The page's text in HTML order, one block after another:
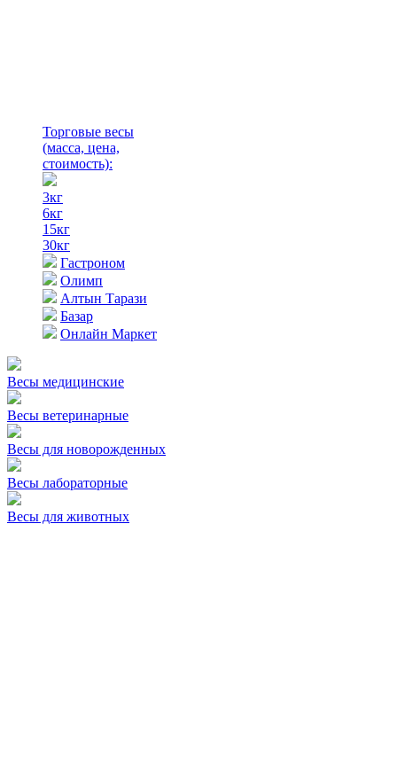
Торговые весы
(масса, цена,
стоимость):
3кг
6кг
15кг
30кг
Гастроном
Олимп
Алтын Тарази
Базар
Онлайн Маркет
Весы медицинские
Весы ветеринарные
Весы для новорожденных
Весы лабораторные
Весы для животных